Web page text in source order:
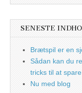
SENESTE
Brætspil er en
Sådan kan du
tricks til at
Nu med blog